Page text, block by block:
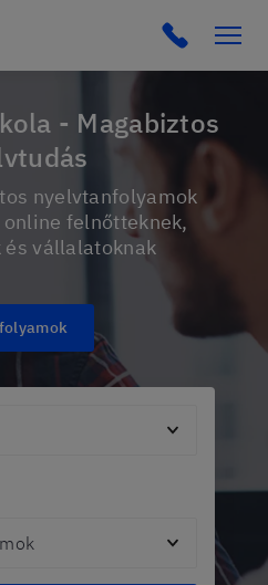
Click to
felnőtteknek,
és vállalatoknak